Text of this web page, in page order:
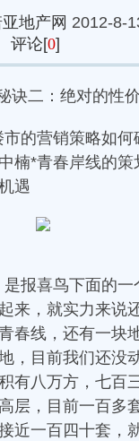
地产网 2012-8-
评论[0]
诀二：绝对的性
的营销策略如
楠*青春岸线的
遇
报喜鸟下面的
来，就实力来说
春线，还有一块
，目前我们还没
有八万方，七百
层，目前一百多
近一百四十套，